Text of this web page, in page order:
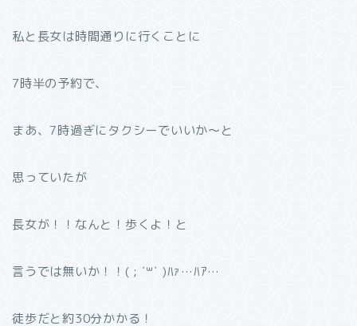
私と長女は時間通りに行くことに
7時半の予約で、
まあ、7時過ぎにタクシーでいいか〜と
思っていたが
長女が！！なんと！歩くよ！と
言うでは無いか！！( ; ˙꒳˙ )ﾊｧ…ﾊｱ…
徒歩だと約30分かかる！